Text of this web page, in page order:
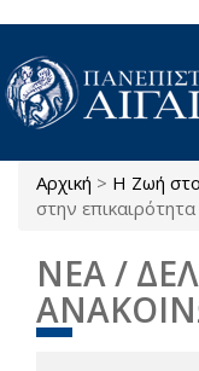
Παράκαμψη προς το
Είστε εδώ
Αρχική > Η Ζωή
στην επικαιρότητα
ΝΕΑ /